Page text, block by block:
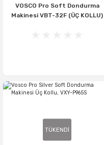
VOSCO Pro Soft Dondurma
Makinesi VBT-32F (ÜÇ KOLLU)
TÜKENDİ